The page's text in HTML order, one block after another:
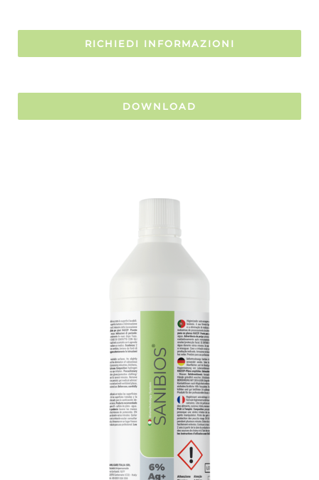
RICHIEDI INFORMAZIONI
DOWNLOAD